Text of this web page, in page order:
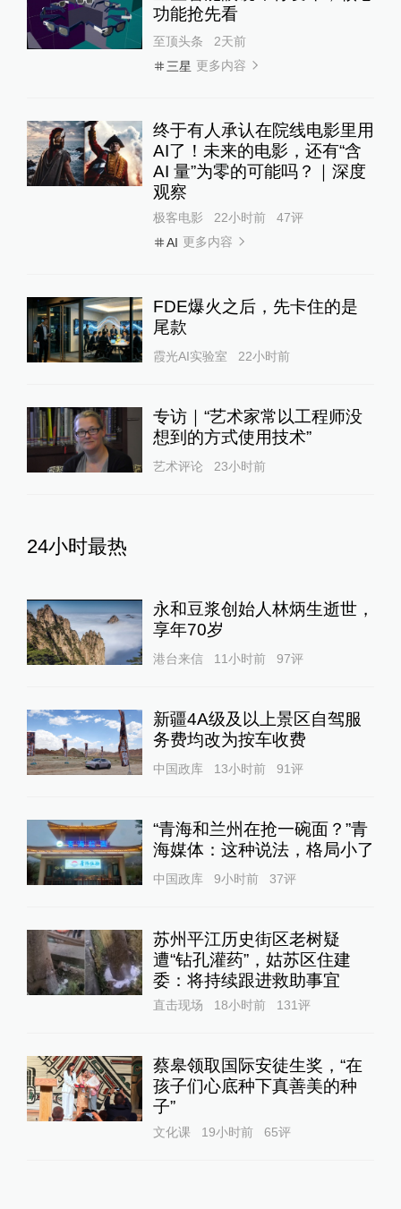
功能抢先看
至顶头条
2天前
三星 更多内容
终于有人承认在院线电影里用
AI了！未来的电影，还有“含
AI 量”为零的可能吗？｜深度
观察
极客电影 22小时前 47评
AI 更多内容
FDE爆火之后，先卡住的是
尾款
霞光AI实验室 22小时前
专访｜“艺术家常以工程师没
想到的方式使用技术”
艺术评论 23小时前
24小时最热
永和豆浆创始人林炳生逝世，
享年70岁
港台来信 11小时前 97评
新疆4A级及以上景区自驾服
务费均改为按车收费
中国政库 13小时前 91评
“青海和兰州在抢一碗面？”青
海媒体：这种说法，格局小了
中国政库 9小时前 37评
苏州平江历史街区老树疑
遭“钻孔灌药”，姑苏区住建
委：将持续跟进救助事宜
直击现场 18小时前 131评
蔡皋领取国际安徒生奖，“在
孩子们心底种下真善美的种
子”
文化课 19小时前 65评